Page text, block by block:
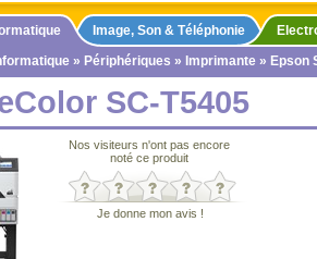
Image, Son & Téléphonie
» Périphériques » Imprimante » Epson
SC-T5405
Nos visiteurs n'ont pas encore
noté ce produit
Je donne mon avis !